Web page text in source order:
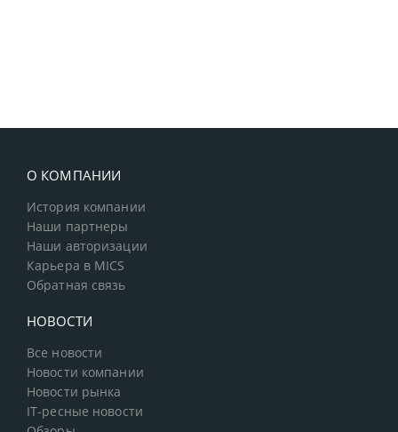
О КОМПАНИИ
История компании
Наши партнеры
Наши авторизации
Карьера в MICS
Обратная связь
НОВОСТИ
Все новости
Новости компании
Новости рынка
IT-ресные новости